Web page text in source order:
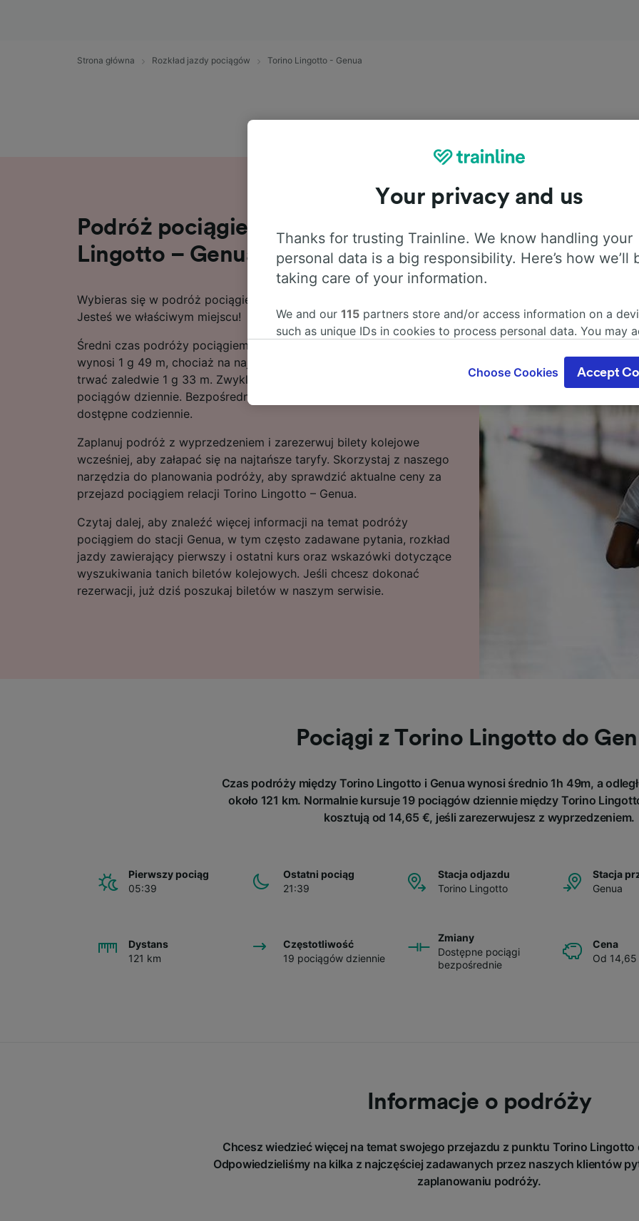
Strona główna Rozkład jazdy pociągów Torino Lingotto - Genua
Podróż pociągiem na trasie Torino
Lingotto – Genua w 1 g 33 m
Wybieras się w podróż pociągiem relacji Torino Lingotto – Genua?
Jesteś we właściwym miejscu!
Średni czas podróży pociągiem relacji Torino Lingotto – Genua
wynosi 1 g 49 m, chociaż na najszybszych trasach przejazd może
trwać zaledwie 1 g 33 m. Zwykle tę licząca 121 km tras obsługuje 19
pociągów dziennie. Bezpośrednie pociągi do stacji Genua są zwykle
dostępne codziennie.
Zaplanuj podróż z wyprzedzeniem i zarezerwuj bilety kolejowe
wcześniej, aby załapać się na najtańsze taryfy. Skorzystaj z naszego
narzędzia do planowania podróży, aby sprawdzić aktualne ceny za
przejazd pociągiem relacji Torino Lingotto – Genua.
Czytaj dalej, aby znaleźć więcej informacji na temat podróży
pociągiem do stacji Genua, w tym często zadawane pytania, rozkład
jazdy zawierający pierwszy i ostatni kurs oraz wskazówki dotyczące
wyszukiwania tanich biletów kolejowych. Jeśli chcesz dokonać
rezerwacji, już dziś poszukaj biletów w naszym serwisie.
Pociągi z Torino Lingotto do
Czas podróży między Torino Lingotto i Genua wynosi średnio 1h 49m, a
około 121 km. Normalnie kursuje 19 pociągów dziennie między Torino
kosztują od 14,65 €, jeśli zarezerwujesz z wyprzedzeniem.
Pierwszy pociąg
05:39
Ostatni pociąg
21:39
Stacja odjazdu
Torino Lingotto
Stacja
Genua
Dystans
121 km
Częstotliwość
19 pociągów dziennie
Zmiany
Dostępne pociągi
bezpośrednie
Cena
Od
Informacje o podróży
Chcesz wiedzieć więcej na temat swojego przejazdu z punktu Torino Lingotto
Odpowiedzieliśmy na kilka z najczęściej zadawanych przez naszych klientów
zaplanowaniu podróży.
Your privacy and us
Thanks for trusting Trainline. We know handling your
personal data is a big responsibility. Here’s how we’ll
taking care of your information.
We and our 115 partners store and/or access information on a
such as unique IDs in cookies to process personal data. You may
where legitimate interest is used, or at any time in the privacy
These choices will be signaled to our partners and will not affect
We and our partners process data to provide:
Use precise geolocation data. Actively scan device
identification. Store and/or access information on a device.
advertising and content, advertising and content measurement,
research and services development.
List of Partners
Choose Cookies Accept